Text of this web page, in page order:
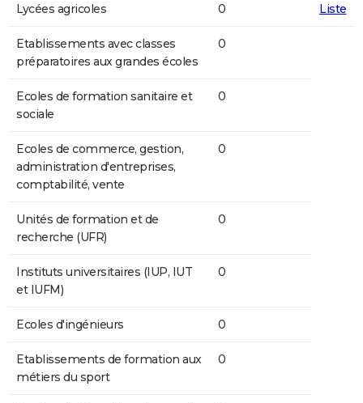
Lycées agricoles 0 Liste
Etablissements avec classes
préparatoires aux grandes écoles
0
Ecoles de formation sanitaire et
sociale
0
Ecoles de commerce, gestion,
administration d'entreprises,
comptabilité, vente
0
Unités de formation et de
recherche (UFR)
0
Instituts universitaires (IUP, IUT
et IUFM)
0
Ecoles d'ingénieurs 0
Etablissements de formation aux
métiers du sport
0